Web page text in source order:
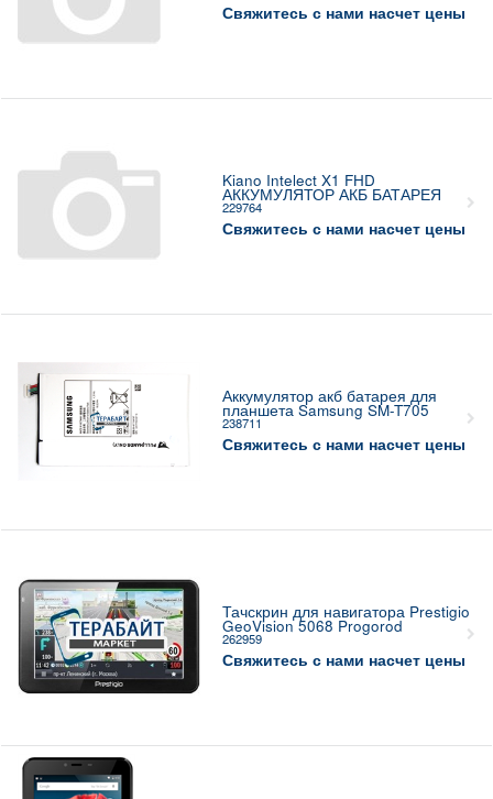
Свяжитесь с нами насчет цены
Kiano Intelect X1 FHD
АККУМУЛЯТОР АКБ БАТАРЕЯ
229764
Свяжитесь с нами насчет цены
Аккумулятор акб батарея для
планшета Samsung SM-T705
238711
Свяжитесь с нами насчет цены
Тачскрин для навигатора Prestigio
GeoVision 5068 Progorod
262959
Свяжитесь с нами насчет цены